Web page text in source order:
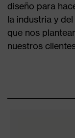
diseño para
la industria y
que nos
nuestros